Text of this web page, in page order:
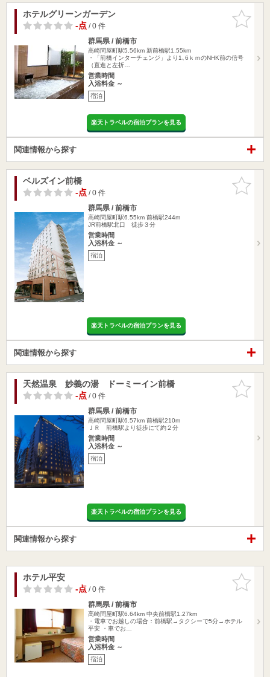
お気に入
りに追加
ホテルグリーンガーデン
-点/ 0 件
群馬県 / 前橋市
高崎問屋町駅5.56km 新前橋駅1.55km
・「前橋インターチェンジ」より1､6ｋｍのNHK前の信号
（直進と左折…
営業時間
入浴料金 ～
宿泊
楽天トラベルの宿泊プランを見る
関連情報から探す
お気に入
りに追加
ベルズイン前橋
-点/ 0 件
群馬県 / 前橋市
高崎問屋町駅6.55km 前橋駅244m
JR前橋駅北口 徒歩３分
営業時間
入浴料金 ～
宿泊
楽天トラベルの宿泊プランを見る
関連情報から探す
お気に入
りに追加
天然温泉 妙義の湯 ドーミーイン前橋
-点/ 0 件
群馬県 / 前橋市
高崎問屋町駅6.57km 前橋駅210m
ＪＲ 前橋駅より徒歩にて約２分
営業時間
入浴料金 ～
宿泊
楽天トラベルの宿泊プランを見る
関連情報から探す
お気に入
りに追加
ホテル平安
-点/ 0 件
群馬県 / 前橋市
高崎問屋町駅6.64km 中央前橋駅1.27km
・電車でお越しの場合：前橋駅→タクシーで5分→ホテル
平安 ・車でお…
営業時間
入浴料金 ～
宿泊